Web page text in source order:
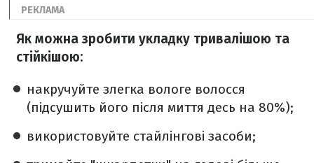
Як можна зробити укладку тривалішою та
стійкішою:
накручуйте злегка вологе волосся
(підсушить його після миття десь на 80%);
використовуйте стайлінгові засоби;